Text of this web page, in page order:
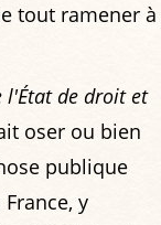
tout ramener à
l'État de droit et
oser ou bien
publique
y